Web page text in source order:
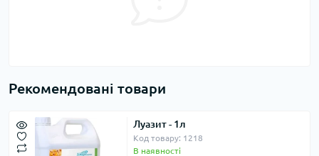
Рекомендовані товари
Луазит - 1л
Код товару: 1218
В наявності